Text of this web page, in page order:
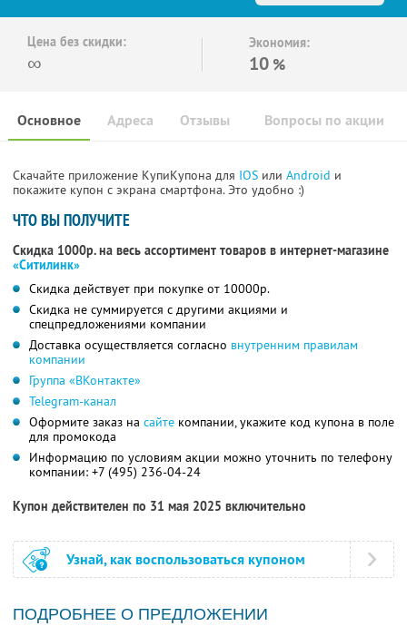
Цена без скидки:
∞
Экономия:
10 %
Основное Отзывы Вопросы по акции
Адреса
Скачайте приложение КупиКупона для IOS или Android и
покажите купон с экрана смартфона. Это удобно :)
ЧТО ВЫ ПОЛУЧИТЕ
Скидка 1000р. на весь ассортимент товаров в интернет-магазине
«Ситилинк»
Скидка действует при покупке от 10000р.
Скидка не суммируется с другими акциями и
спецпредложениями компании
Доставка осуществляется согласно внутренним правилам
компании
Группа «ВКонтакте»
Telegram-канал
Оформите заказ на сайте компании, укажите код купона в поле
для промокода
Информацию по условиям акции можно уточнить по телефону
компании: +7 (495) 236-04-24
Купон действителен по 31 мая 2025 включительно
Узнай, как воспользоваться купоном
ПОДРОБНЕЕ О ПРЕДЛОЖЕНИИ